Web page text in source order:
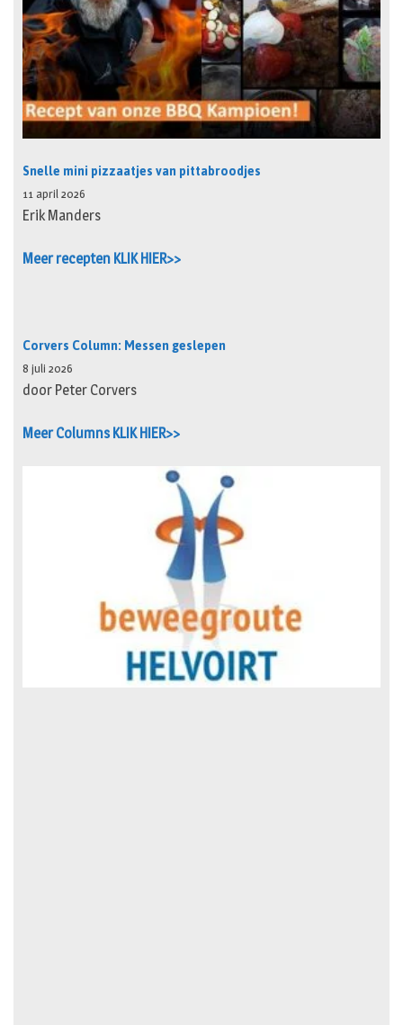
Snelle mini pizzaatjes van pittabroodjes
11 april 2026
Erik Manders
Meer recepten KLIK HIER>>
Corvers Column: Messen geslepen
8 juli 2026
door Peter Corvers
Meer Columns KLIK HIER>>